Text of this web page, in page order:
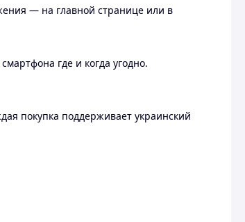
— на главной странице или в
где и когда угодно.
покупка поддерживает украинский